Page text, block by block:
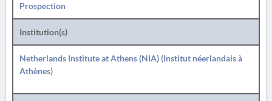
Prospection
Institution(s)
Netherlands Institute at Athens (NIA) (Institut néerlandais à
Athènes)